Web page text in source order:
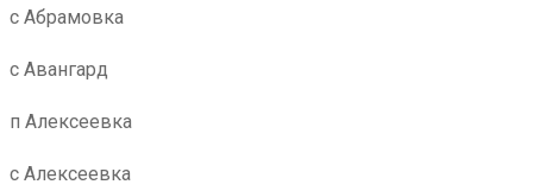
с Абрамовка
с Авангард
п Алексеевка
с Алексеевка